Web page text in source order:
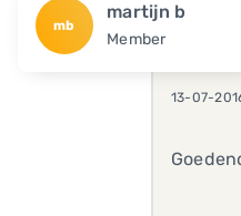
mb
martijn b
Member
13-07-